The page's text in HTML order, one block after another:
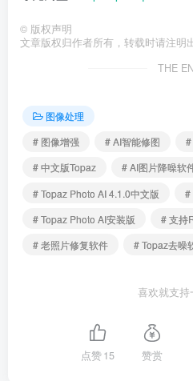
© 版权声明
文章版权归作者所有，转载时请注明
THE
图像处理
# 图像增强
# AI智能修图
# 中文版Topaz
# AI图片降噪软
# Topaz Photo AI 4.1.0中文版
#
# Topaz Photo AI安装版
# 支持
# 老照片修复软件
# Topaz去噪
喜欢就支持
点赞15 赞赏